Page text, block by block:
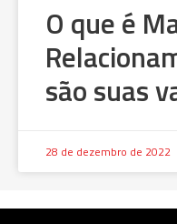
O que é
são suas
28 de dezembro de 2022